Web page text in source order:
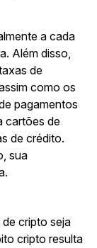
a cada
Além disso,
de
como os
pagamentos
cartões de
de crédito.
sua
cripto seja
cripto resulta